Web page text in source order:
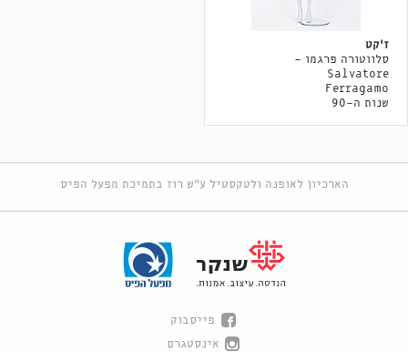
ז'קט
סלווטורה פרגמו -
Salvatore
Ferragamo
שנות ה-90
הארכיון לאופנה ולטקסטיל ע"ש רוז בתמיכת מפעל הפיס
פייסבוק
אינסטגרם